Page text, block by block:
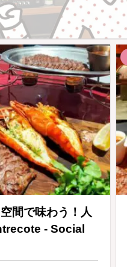
間で味わう！人
- Social